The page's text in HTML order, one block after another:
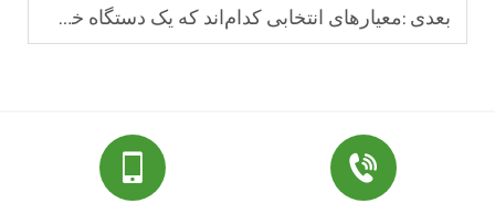
بعدی :معیارهای انتخابی کدام‌اند که یک دستگاه خشک‌کن پرس پیچی قابل اعتماد را تعریف می‌کنند